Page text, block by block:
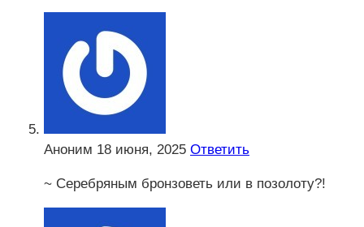
Аноним 18 июня, 2025 Ответить
~ Серебряным бронзоветь или в позолоту?!